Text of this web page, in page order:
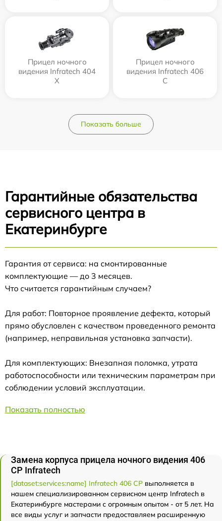
Прицел ночного
видения Infratech 404
Х
Прицел ночного
видения Infratech 406
С
Показать больше
Гарантийные обязательства
сервисного центра в
Екатеринбурге
Гарантия от сервиса: на смонтированные
комплектующие — до 3 месяцев.
Что считается гарантийным случаем?
Для работ: Повторное проявление дефекта, который
прямо обусловлен с качеством проведенного ремонта
(например, неправильная установка запчасти).
Для комплектующих: Внезапная поломка, утрата
работоспособности или техническим параметрам при
соблюдении условий эксплуатации.
Показать полностью
Замена корпуса прицела ночного видения 406
СР Infratech
[dataset:services:name] Infratech 406 СР выполняется в
нашем специализированном сервисном центр Infratech в
Екатеринбурге мастерами с огромным опытом - от 5 лет. На
все виды услуг и запчасти предоставляем расширенную